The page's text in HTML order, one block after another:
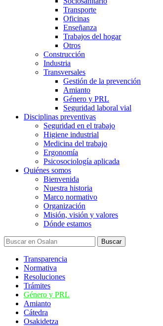
Transporte
Oficinas
Enseñanza
Trabajos del hogar
Otros
Construcción
Industria
Transversales
Gestión de la prevención
Amianto
Género y PRL
Seguridad laboral vial
Disciplinas preventivas
Seguridad en el trabajo
Higiene industrial
Medicina del trabajo
Ergonomía
Psicosociología aplicada
Quiénes somos
Bienvenida
Nuestra historia
Marco normativo
Organización
Misión, visión y valores
Dónde estamos
Transparencia
Normativa
Resoluciones
Trámites
Género y PRL
Amianto
Cátedra
Osakidetza